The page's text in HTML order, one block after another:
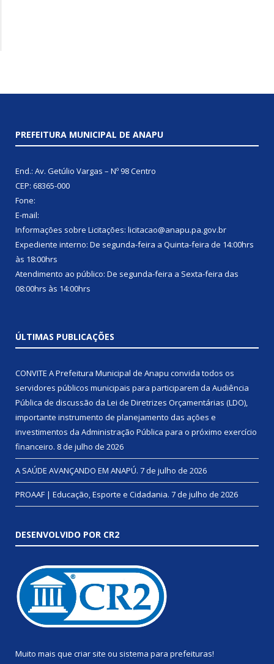
PREFEITURA MUNICIPAL DE ANAPU
End.: Av. Getúlio Vargas – Nº 98 Centro
CEP: 68365-000
Fone:
E-mail:
Informações sobre Licitações: licitacao@anapu.pa.gov.br
Expediente interno: De segunda-feira a Quinta-feira de 14:00hrs
às 18:00hrs
Atendimento ao público: De segunda-feira a Sexta-feira das
08:00hrs às 14:00hrs
ÚLTIMAS PUBLICAÇÕES
CONVITE A Prefeitura Municipal de Anapu convida todos os
servidores públicos municipais para participarem da Audiência
Pública de discussão da Lei de Diretrizes Orçamentárias (LDO),
importante instrumento de planejamento das ações e
investimentos da Administração Pública para o próximo exercício
financeiro. 8 de julho de 2026
A SAÚDE AVANÇANDO EM ANAPÚ. 7 de julho de 2026
PROAAF | Educação, Esporte e Cidadania. 7 de julho de 2026
DESENVOLVIDO POR CR2
Muito mais que criar site ou sistema para prefeituras!